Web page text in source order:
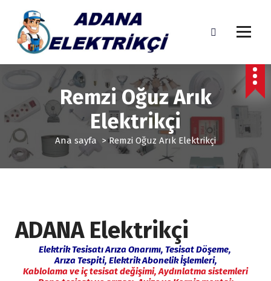
Remzi Oğuz Arık
Elektrikçi
Ana sayfa >Remzi Oğuz Arık Elektrikçi
ADANA Elektrikçi
Elektrik Tesisatı Arıza Onarımı, Tesisat Döşeme,
Arıza Tespiti, Elektrik Abonelik İşlemleri,
Kablolama ve iç tesisat değişimi,Aydınlatma sistemleri